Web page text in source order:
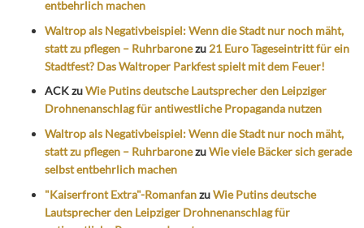
entbehrlich machen
Waltrop als Negativbeispiel: Wenn die Stadt nur noch mäht,
statt zu pflegen – Ruhrbaronezu 21 Euro Tageseintritt für ein
Stadtfest? Das Waltroper Parkfest spielt mit dem Feuer!
ACKzuWie Putins deutsche Lautsprecher den Leipziger
Drohnenanschlag für antiwestliche Propaganda nutzen
Waltrop als Negativbeispiel: Wenn die Stadt nur noch mäht,
statt zu pflegen – RuhrbaronezuWie viele Bäcker sich gerade
selbst entbehrlich machen
"Kaiserfront Extra"-RomanfanzuWie Putins deutsche
Lautsprecher den Leipziger Drohnenanschlag für